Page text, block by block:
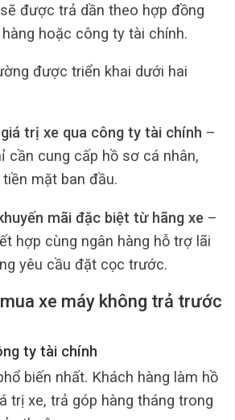
được trả dần theo hợp đồng
hoặc công ty tài chính.
được triển khai dưới hai
trị xe qua công ty tài chính –
cần cung cấp hồ sơ cá nhân,
mặt ban đầu.
mãi đặc biệt từ hãng xe–
hợp cùng ngân hàng hỗ trợ lãi
yêu cầu đặt cọc trước.
xe máy không trả trước
ty tài chính
biến nhất. Khách hàng làm hồ
trị xe, trả góp hàng tháng trong